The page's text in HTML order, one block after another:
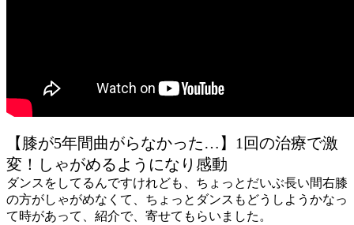
【膝が5年間曲がらなかった…】1回の治療で激
変！しゃがめるようになり感動
ダンスをしてるんですけれども、ちょっとだいぶ長い間右膝
の方がしゃがめなくて、ちょっとダンスもどうしようかなっ
て時があって、紹介で、寄せてもらいました。